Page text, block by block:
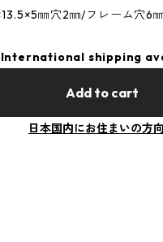
㎜穴2㎜/フレーム穴
International shipping
Add to cart
日本国内にお住まいの方